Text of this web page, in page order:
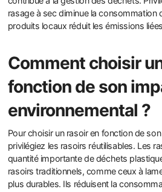
rasage à sec diminue la consommation
produits locaux réduit les émissions
Comment choisir
fonction de son
environnemental ?
Pour choisir un rasoir en fonction de
privilégiez les rasoirs réutilisables. Les
quantité importante de déchets
rasoirs traditionnels, comme ceux à
plus durables. Ils réduisent la